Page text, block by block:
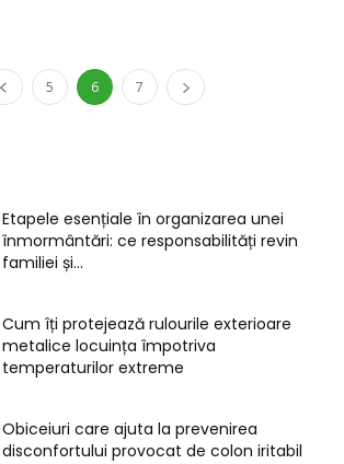
5 6 7
Etapele esențiale în organizarea unei
înmormântări: ce responsabilități revin
familiei și...
Cum îți protejează rulourile exterioare
metalice locuința împotriva
temperaturilor extreme
Obiceiuri care ajuta la prevenirea
disconfortului provocat de colon iritabil